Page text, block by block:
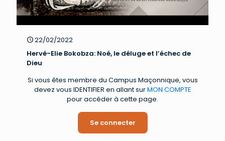
22/02/2022
Hervé-Elie Bokobza: Noé, le déluge et l’échec de
Dieu
Si vous êtes membre du Campus Maçonnique, vous
devez vous IDENTIFIER en allant surMON COMPTE
pour accéder à cette page.
Se connecter